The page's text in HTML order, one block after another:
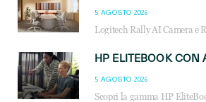
5 AGOSTO 2026
5 AGOSTO 2026